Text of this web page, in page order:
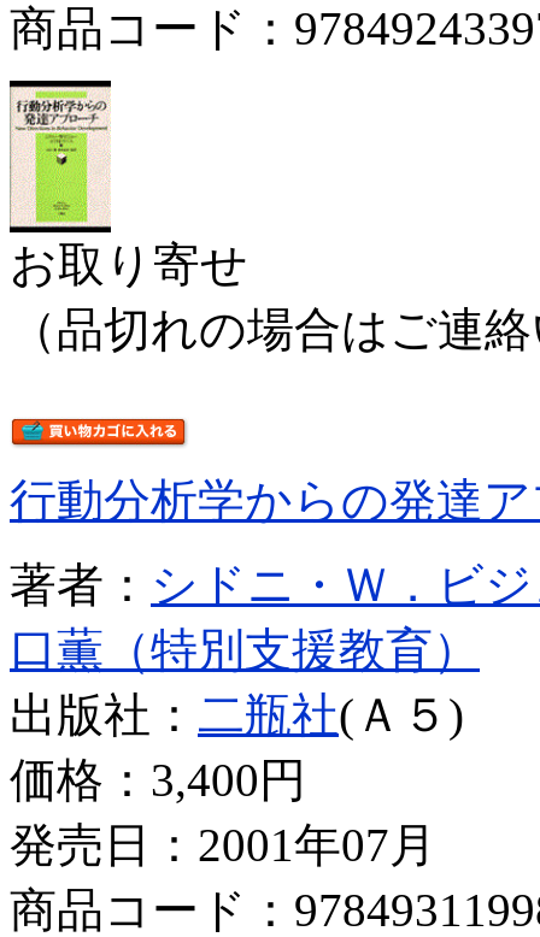
商品コード：
お取り寄せ
（品切れの場合はご連
行動分析学からの発達
著者： シドニ・Ｗ．ビ
口薫（特別支援教育）
出版社： 二瓶社(Ａ５)
価格： 3,400円
発売日：2001年07月
商品コード：